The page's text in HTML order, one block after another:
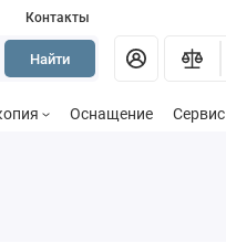
Контакты
Найти
Оснащение Сервис